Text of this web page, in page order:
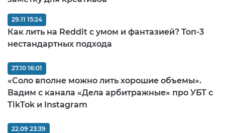
Как лить на Reddit с умом и фантазией? Топ-3
нестандартных подхода
29.11 15:24
«Соло вполне можно лить хорошие объемы».
Вадим с канала «Дела арбитражные» про УБТ с
TikTok и Instagram
27.10 16:01
22.09 23:39